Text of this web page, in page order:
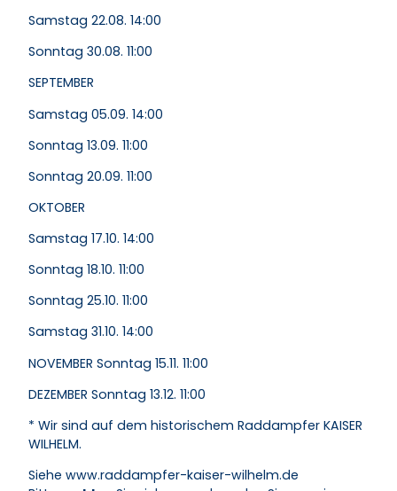
Samstag 22.08. 14:00
Sonntag 30.08. 11:00
SEPTEMBER
Samstag 05.09. 14:00
Sonntag 13.09. 11:00
Sonntag 20.09. 11:00
OKTOBER
Samstag 17.10. 14:00
Sonntag 18.10. 11:00
Sonntag 25.10. 11:00
Samstag 31.10. 14:00
NOVEMBER Sonntag 15.11. 11:00
DEZEMBER Sonntag 13.12. 11:00
* Wir sind auf dem historischem Raddampfer KAISER
WILHELM.
Siehe www.raddampfer-kaiser-wilhelm.de